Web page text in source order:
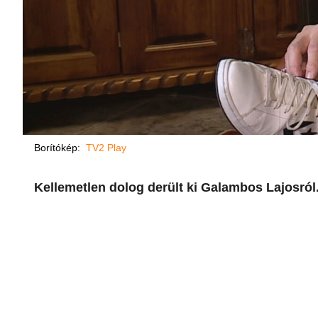
Borítókép: TV2 Play
Kellemetlen dolog derült ki Galambos